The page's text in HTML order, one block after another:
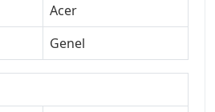
Acer
Genel